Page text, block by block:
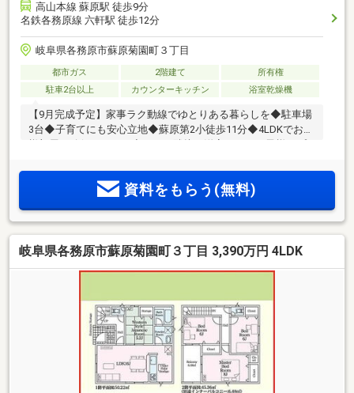
高山本線 蘇原駅 徒歩9分
名鉄各務原線 六軒駅 徒歩12分
岐阜県各務原市蘇原菊園町３丁目
都市ガス 2階建て
所有権
駐車2台以上
カウンターキッチン 浴室乾燥機
【9月完成予定】家事ラク動線でゆとりある暮らしを◆駐車場
3台◆子育てにも安心立地◆蘇原第2小徒歩11分◆4LDKでお子
資料をもらう(無料)
岐阜県各務原市蘇原菊園町３丁目 3,390万円 4LDK